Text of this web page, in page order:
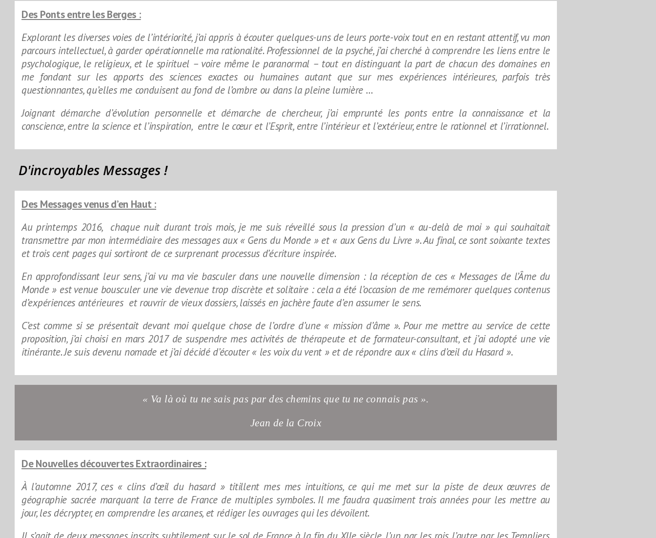
Des Ponts entre les Berges :
Explorant les diverses voies de l’intériorité, j’ai appris à écouter quelques-uns de leurs porte-voix tout en en restant attentif, vu mon
parcours intellectuel, à garder opérationnelle ma rationalité. Professionnel de la psyché, j’ai cherché à comprendre les liens entre le
psychologique, le religieux, et le spirituel – voire même le paranormal – tout en distinguant la part de chacun des domaines en
me fondant sur les apports des sciences exactes ou humaines autant que sur mes expériences intérieures, parfois très
questionnantes, qu’elles me conduisent au fond de l’ombre ou dans la pleine lumière …
Joignant démarche d’évolution personnelle et démarche de chercheur, j’ai emprunté les ponts entre la connaissance et la
conscience, entre la science et l’inspiration, entre le cœur et l’Esprit, entre l’intérieur et l’extérieur, entre le rationnel et l’irrationnel.
D'incroyables Messages !
Des Messages venus d’en Haut :
Au printemps 2016, chaque nuit durant trois mois, je me suis réveillé sous la pression d’un « au-delà de moi » qui souhaitait
transmettre par mon intermédiaire des messages aux « Gens du Monde » et « aux Gens du Livre ». Au final, ce sont soixante textes
et trois cent pages qui sortiront de ce surprenant processus d’écriture inspirée.
En approfondissant leur sens, j’ai vu ma vie basculer dans une nouvelle dimension : la réception de ces « Messages de l’Âme du
Monde » est venue bousculer une vie devenue trop discrète et solitaire : cela a été l’occasion de me remémorer quelques contenus
d’expériences antérieures et rouvrir de vieux dossiers, laissés en jachère faute d’en assumer le sens.
C’est comme si se présentait devant moi quelque chose de l’ordre d’une « mission d’âme ». Pour me mettre au service de cette
proposition, j’ai choisi en mars 2017 de suspendre mes activités de thérapeute et de formateur-consultant, et j’ai adopté une vie
itinérante. Je suis devenu nomade et j’ai décidé d’écouter « les voix du vent » et de répondre aux « clins d’œil du Hasard ».
« Va là où tu ne sais pas par des chemins que tu ne connais pas ».
Jean de la Croix
De Nouvelles découvertes Extraordinaires :
À l’automne 2017, ces « clins d’œil du hasard » titillent mes mes intuitions, ce qui me met sur la piste de deux œuvres de
géographie sacrée marquant la terre de France de multiples symboles. Il me faudra quasiment trois années pour les mettre au
jour, les décrypter, en comprendre les arcanes, et rédiger les ouvrages qui les dévoilent.